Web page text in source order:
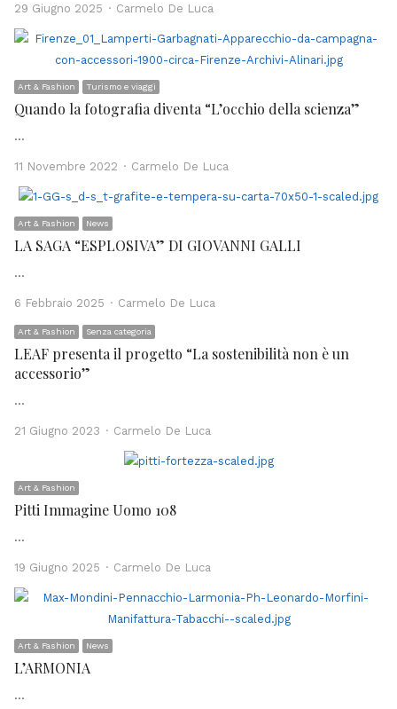
29 Giugno 2025 Author
Carmelo De Luca
Art & Fashion Turismo e viaggi
Quando la fotografia diventa “L’occhio della scienza”
…
11 Novembre 2022 Author
Carmelo De Luca
Art & Fashion News
LA SAGA “ESPLOSIVA” DI GIOVANNI GALLI
…
6 Febbraio 2025 Author
Carmelo De Luca
Art & Fashion Senza categoria
LEAF presenta il progetto “La sostenibilità non è un
accessorio”
…
21 Giugno 2023 Author
Carmelo De Luca
Art & Fashion
Pitti Immagine Uomo 108
…
19 Giugno 2025 Author
Carmelo De Luca
Art & Fashion News
L’ARMONIA
…